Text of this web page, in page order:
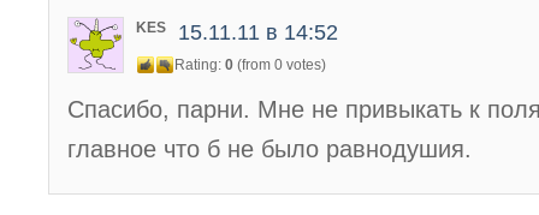
KES 15.11.11 в 14:52
Rating: 0 (from 0 votes)
Спасибо, парни. Мне не привыкать к
главное что б не было равнодушия.